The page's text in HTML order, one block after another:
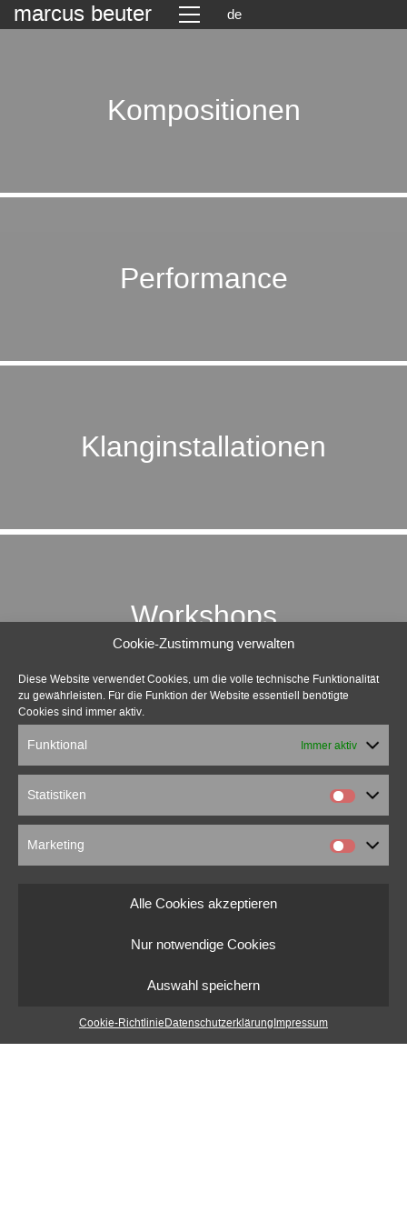
Cookie-Zustimmung verwalten
Diese Website verwendet Cookies, um die volle technische Funktionalität
zu gewährleisten. Für die Funktion der Website essentiell benötigte
Cookies sind immer aktiv.
Funktional Immer aktiv
Statistiken
Marketing
Alle Cookies akzeptieren
Nur notwendige Cookies
Auswahl speichern
Cookie-Richtlinie Datenschutzerklärung Impressum
marcus beuter de
Kompositionen
Performance
Klang­installationen
Workshops
unterwegs
Interviewprojekte